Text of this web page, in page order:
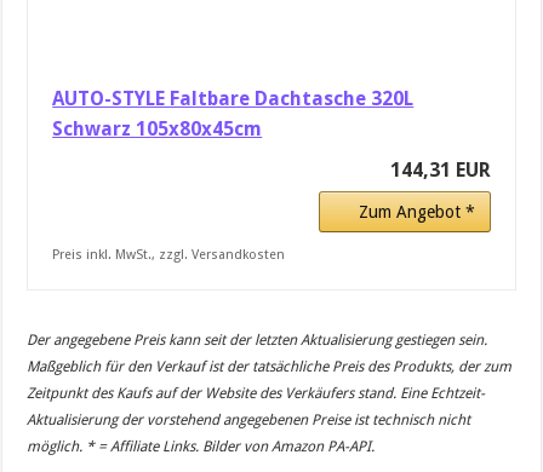
AUTO-STYLE Faltbare Dachtasche 320L
Schwarz 105x80x45cm
144,31 EUR
Zum Angebot *
Preis inkl. MwSt., zzgl. Versandkosten
Der angegebene Preis kann seit der letzten Aktualisierung gestiegen sein.
Maßgeblich für den Verkauf ist der tatsächliche Preis des Produkts, der zum
Zeitpunkt des Kaufs auf der Website des Verkäufers stand. Eine Echtzeit-
Aktualisierung der vorstehend angegebenen Preise ist technisch nicht
möglich. * = Affiliate Links. Bilder von Amazon PA-API.